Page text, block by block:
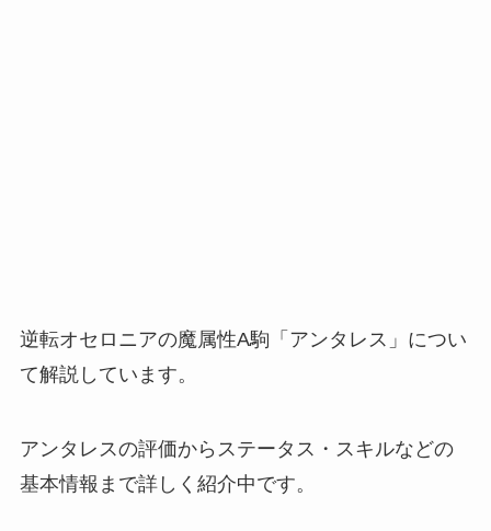
逆転オセロニアの魔属性A駒「アンタレス」につい
て解説しています。
アンタレスの評価からステータス・スキルなどの
基本情報まで詳しく紹介中です。